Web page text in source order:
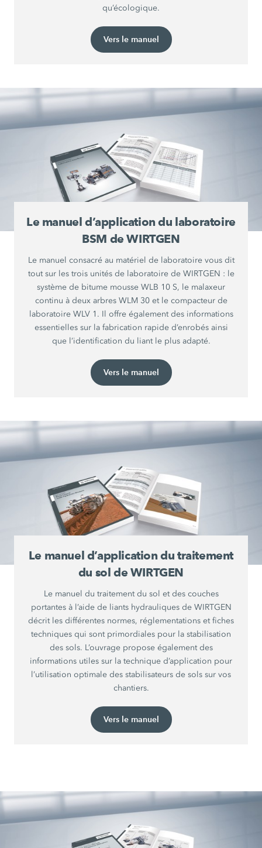
qu’écologique.
Vers le manuel
Le manuel d’application du laboratoire
BSM de WIRTGEN
Le manuel consacré au matériel de laboratoire vous dit
tout sur les trois unités de laboratoire de WIRTGEN : le
système de bitume mousse WLB 10 S, le malaxeur
continu à deux arbres WLM 30 et le compacteur de
laboratoire WLV 1. Il offre également des informations
essentielles sur la fabrication rapide d’enrobés ainsi
que l’identification du liant le plus adapté.
Vers le manuel
Le manuel d’application du traitement
du sol de WIRTGEN
Le manuel du traitement du sol et des couches
portantes à l’aide de liants hydrauliques de WIRTGEN
décrit les différentes normes, réglementations et fiches
techniques qui sont primordiales pour la stabilisation
des sols. L’ouvrage propose également des
informations utiles sur la technique d’application pour
l’utilisation optimale des stabilisateurs de sols sur vos
chantiers.
Vers le manuel